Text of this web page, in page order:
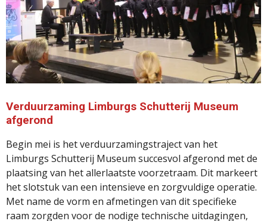
Verduurzaming Limburgs Schutterij Museum
afgerond
Begin mei is hetverduurzamingstrajectvan het
Limburgs Schutterij Museum succesvol afgerond metde
plaatsingvan hetallerlaatste voorzetraam. Dit markeert
hetslotstukvan een intensieve en zorgvuldige operatie.
Met name de vorm en afmetingen van ditspecifieke
raam zorgden voorde nodige technische uitdagingen,